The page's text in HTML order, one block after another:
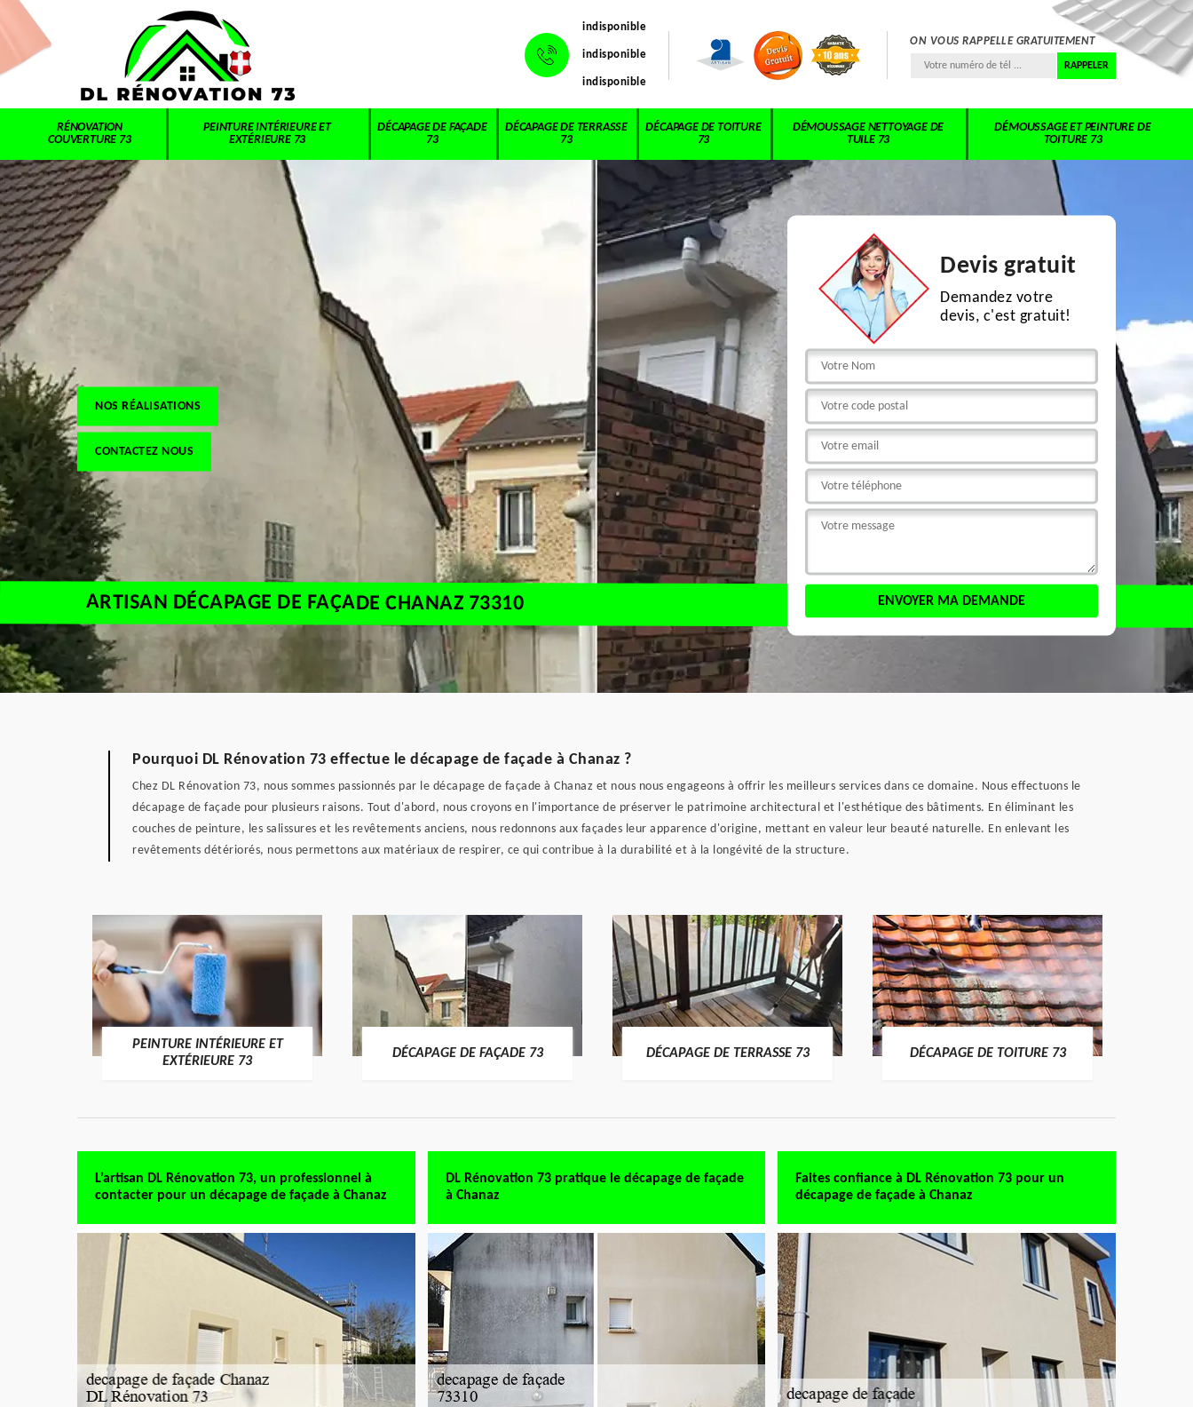
indisponible
indisponible
indisponible
ON VOUS RAPPELLE GRATUITEMENT
RÉNOVATION
COUVERTURE 73
PEINTURE INTÉRIEURE ET
EXTÉRIEURE 73
DÉCAPAGE DE FAÇADE
73
DÉCAPAGE DE TERRASSE
73
DÉCAPAGE DE TOITURE
73
DÉMOUSSAGE NETTOYAGE DE
TUILE 73
DÉMOUSSAGE ET PEINTURE DE
TOITURE 73
NOS RÉALISATIONS
CONTACTEZ NOUS
Devis gratuit
Demandez votre
devis, c'est gratuit!
ARTISAN DÉCAPAGE DE FAÇADE CHANAZ 73310
Pourquoi DL Rénovation 73 effectue le décapage de façade à Chanaz ?
Chez DL Rénovation 73, nous sommes passionnés par le décapage de façade à Chanaz et nous nous engageons à offrir les meilleurs services dans ce domaine. Nous effectuons le
décapage de façade pour plusieurs raisons. Tout d'abord, nous croyons en l'importance de préserver le patrimoine architectural et l'esthétique des bâtiments. En éliminant les
couches de peinture, les salissures et les revêtements anciens, nous redonnons aux façades leur apparence d'origine, mettant en valeur leur beauté naturelle. En enlevant les
revêtements détériorés, nous permettons aux matériaux de respirer, ce qui contribue à la durabilité et à la longévité de la structure.
PEINTURE INTÉRIEURE ET
EXTÉRIEURE 73
DÉCAPAGE DE FAÇADE 73 DÉCAPAGE DE TERRASSE 73 DÉCAPAGE DE TOITURE 73
L’artisan DL Rénovation 73, un professionnel à
contacter pour un décapage de façade à Chanaz
DL Rénovation 73 pratique le décapage de façade
à Chanaz
Faites confiance à DL Rénovation 73 pour un
décapage de façade à Chanaz